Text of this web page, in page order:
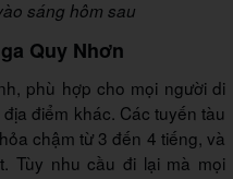
sáng hôm sau
Quy Nhơn
phù hợp cho mọi người di
điểm khác. Các tuyến tàu
chậm từ 3 đến 4 tiếng, và
Tùy nhu cầu đi lại mà mọi